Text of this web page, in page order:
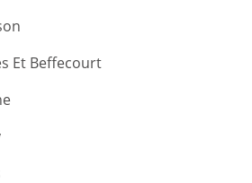
Et Beffecourt